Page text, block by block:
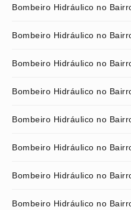
Bombeiro Hidráulico no
Bombeiro Hidráulico no
Bombeiro Hidráulico no
Bombeiro Hidráulico no
Bombeiro Hidráulico no
Bombeiro Hidráulico no
Bombeiro Hidráulico no
Bombeiro Hidráulico no